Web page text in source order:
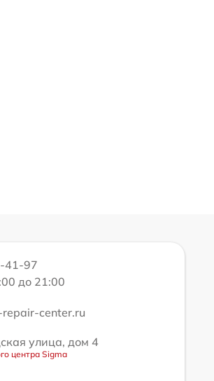
41-97
до 21:00
center.ru
улица, дом 4
центра Sigma